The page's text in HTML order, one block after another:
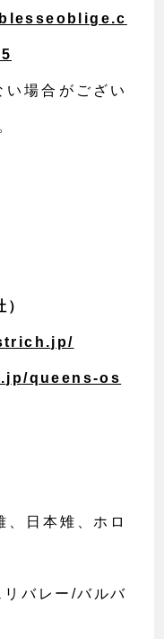
場合がござい
queens-os
、日本雉、ホロ
リバレー/バルバ